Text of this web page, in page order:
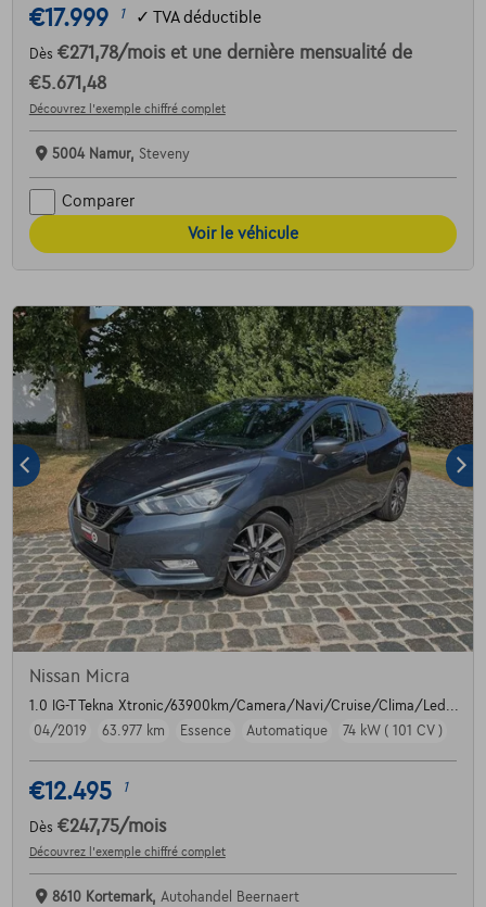
€17.999 1 ✓ TVA déductible
Dès €271,78/mois et une dernière mensualité de
€5.671,48
Découvrez l’exemple chiffré complet
5004 Namur, Steveny
Comparer
Voir le véhicule
Nissan Micra
1.0 IG-T Tekna Xtronic/63900km/Camera/Navi/Cruise/Clima/Led...
04/2019
63.977 km Essence Automatique 74 kW ( 101 CV )
€12.495 1
Dès €247,75/mois
Découvrez l’exemple chiffré complet
8610 Kortemark, Autohandel Beernaert